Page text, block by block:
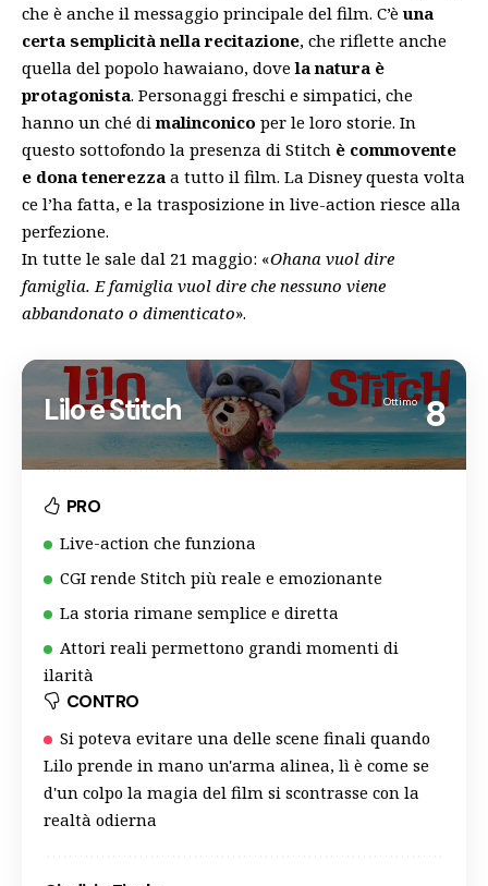
che è anche il messaggio principale del film. C’è una
certa semplicità nella recitazione, che riflette anche
quella del popolo hawaiano, dovela natura è
protagonista. Personaggi freschi e simpatici, che
hanno un ché dimalinconico per le loro storie. In
questo sottofondo la presenza di Stitch è commovente
e dona tenerezza a tutto il film. La Disney questa volta
ce l’ha fatta, e la trasposizione in live-action riesce alla
perfezione.
In tutte le sale dal 21 maggio: «Ohana vuol dire
famiglia. E famiglia vuol dire che nessuno viene
abbandonato o dimenticato».
Lilo e Stitch Ottimo 8
PRO
Live-action che funziona
CGI rende Stitch più reale e emozionante
La storia rimane semplice e diretta
Attori reali permettono grandi momenti di
ilarità
CONTRO
Si poteva evitare una delle scene finali quando
Lilo prende in mano un'arma alinea, lì è come se
d'un colpo la magia del film si scontrasse con la
realtà odierna